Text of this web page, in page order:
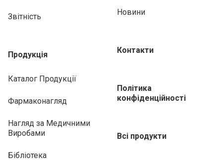
Звітність
Продукція
Каталог Продукції
Фармаконагляд
Нагляд за Медичними
Виробами
Бібліотека
Новини
Контакти
Політика
конфіденційності
Всі продукти